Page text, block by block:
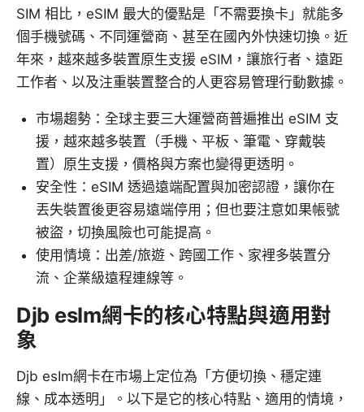
SIM 相比，eSIM 最大的優點是「不需要換卡」就能多
個手機號碼、不同運營商、甚至在國內外快速切換。近
年來，越來越多裝置原生支援 eSIM，讓旅行者、遠距
工作者、以及注重裝置整合的人更容易管理行動數據。
市場趨勢：全球主要三大運營商普遍推出 eSIM 支
援，越來越多裝置（手機、平板、筆電、穿戴裝
置）原生支援，價格與方案也變得更透明。
安全性：eSIM 透過遠端配置與加密認證，讓你在
丟失裝置後更容易遠端停用；但也要注意如果帳號
被盜，切換風險也可能提高。
使用情境：出差/旅遊、跨國工作、家裡多裝置分
流、企業級遠程連線等。
Djb esIm網卡的核心特點與適用對
象
Djb esIm網卡在市場上定位為「方便切換、穩定連
線、成本透明」。以下是它的核心特點、適用的情境，